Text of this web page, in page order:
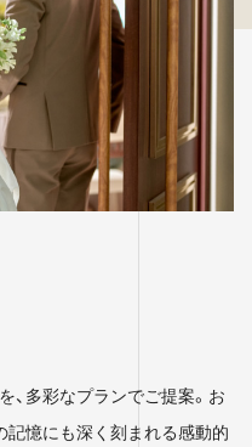
、多彩なプランでご提案。お
記憶にも深く刻まれる感動的